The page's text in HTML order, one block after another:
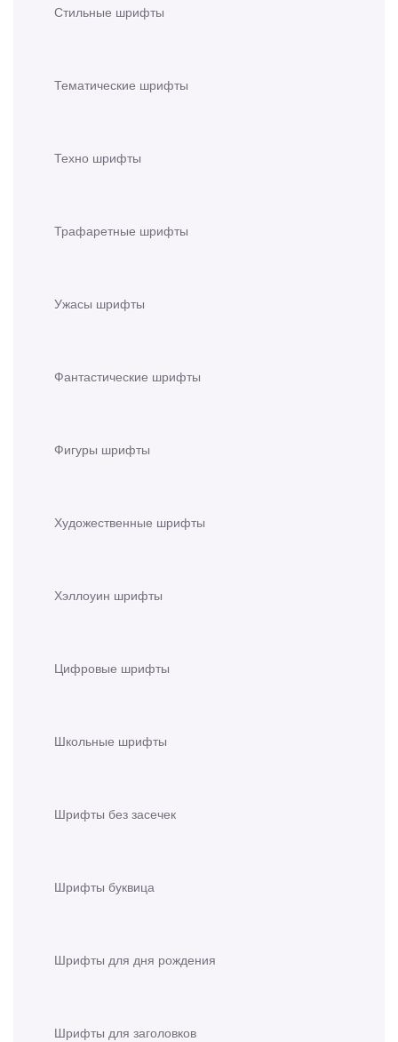
Стильные шрифты
Тематические шрифты
Техно шрифты
Трафаретные шрифты
Ужасы шрифты
Фантастические шрифты
Фигуры шрифты
Художественные шрифты
Хэллоуин шрифты
Цифровые шрифты
Школьные шрифты
Шрифты без засечек
Шрифты буквица
Шрифты для дня рождения
Шрифты для заголовков